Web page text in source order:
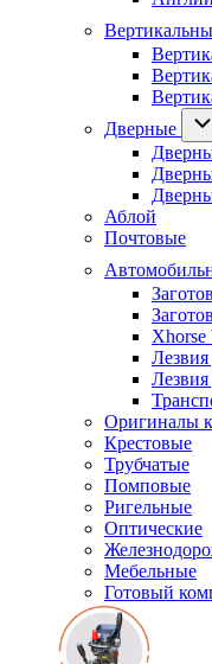
Дверные
Аблой
Почтовые
Оригиналы
Крестовые
Трубчатые
Помповые
Ригельные
Оптические
Мебельные
Готовый